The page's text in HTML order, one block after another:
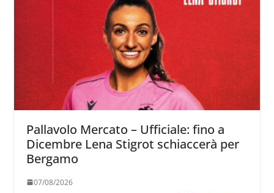
Pallavolo Mercato – Ufficiale: fino a
Dicembre Lena Stigrot schiaccerà per
Bergamo
07/08/2026